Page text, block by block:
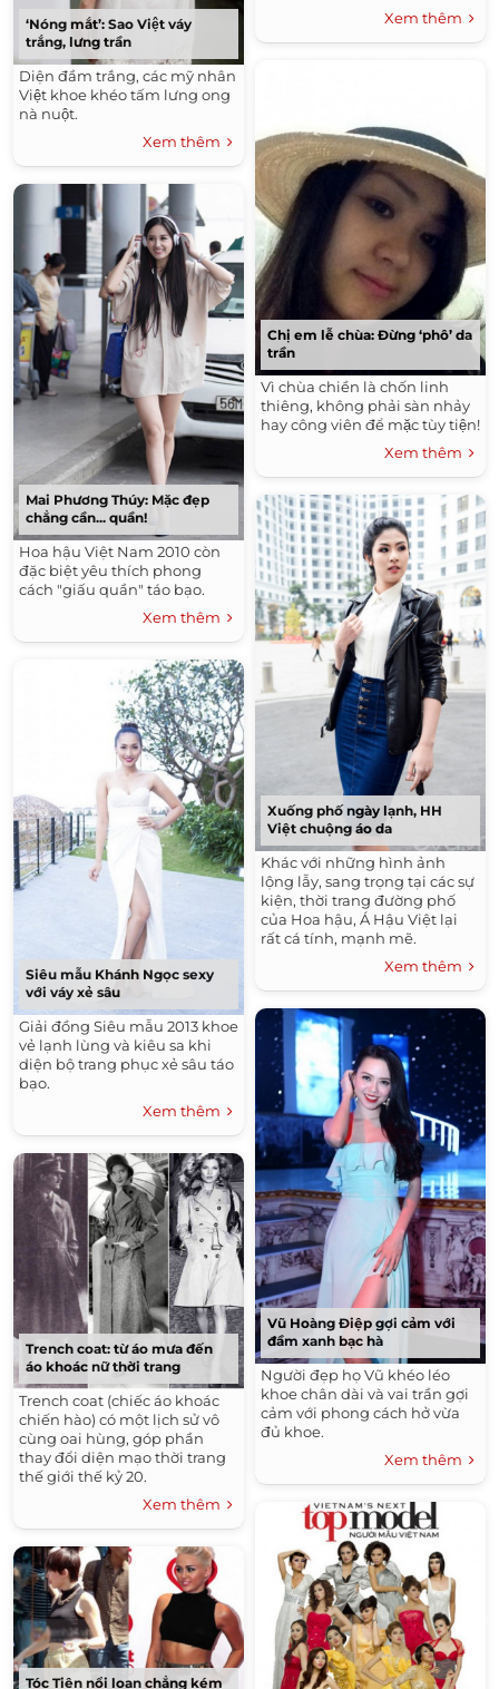
‘Nóng mắt’: Sao Việt váy
trắng, lưng trần
Diện đầm trắng, các mỹ nhân
Việt khoe khéo tấm lưng ong
nà nuột.
Xem thêm
Mai Phương Thúy: Mặc đẹp
chẳng cần... quần!
Hoa hậu Việt Nam 2010 còn
đặc biệt yêu thích phong
cách "giấu quần" táo bạo.
Xem thêm
Siêu mẫu Khánh Ngọc sexy
với váy xẻ sâu
Giải đồng Siêu mẫu 2013 khoe
vẻ lạnh lùng và kiêu sa khi
diện bộ trang phục xẻ sâu táo
bạo.
Xem thêm
Trench coat: từ áo mưa đến
áo khoác nữ thời trang
Trench coat (chiếc áo khoác
chiến hào) có một lịch sử vô
cùng oai hùng, góp phần
thay đổi diện mạo thời trang
thế giới thế kỷ 20.
Xem thêm
Tóc Tiên nổi loạn chẳng kém
Xem thêm
Chị em lễ chùa: Đừng ‘phô’ da
trần
Vì chùa chiền là chốn linh
thiêng, không phải sàn nhảy
hay công viên để mặc tùy tiện!
Xem thêm
Xuống phố ngày lạnh, HH
Việt chuộng áo da
Khác với những hình ảnh
lộng lẫy, sang trọng tại các sự
kiện, thời trang đường phố
của Hoa hậu, Á Hậu Việt lại
rất cá tính, mạnh mẽ.
Xem thêm
Vũ Hoàng Điệp gợi cảm với
đầm xanh bạc hà
Người đẹp họ Vũ khéo léo
khoe chân dài và vai trần gợi
cảm với phong cách hở vừa
đủ khoe.
Xem thêm